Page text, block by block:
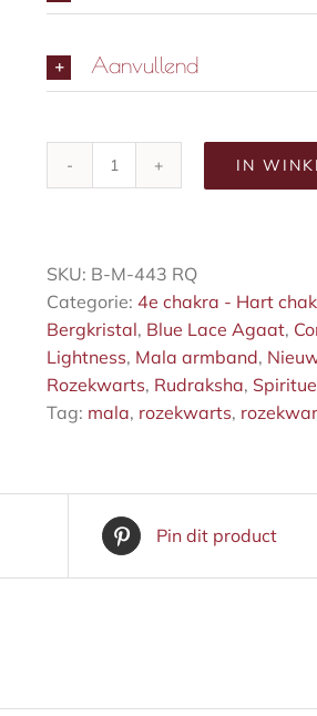
Aanvullend
Rozekwarts
IN
SKU: B-M-443 RQ
Categorie: 4e chakra - Hart
Bergkristal, Blue Lace Agaat,
Lightness, Mala armband,
Rozekwarts, Rudraksha,
Tag: mala, rozekwarts,
Pin dit product